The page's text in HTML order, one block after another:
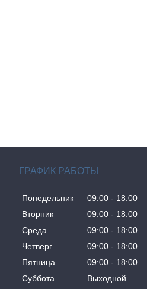
ГРАФИК РАБОТЫ
Понедельник 09:00
18:00
Вторник
09:00
18:00
Среда
09:00
18:00
Четверг
09:00
18:00
Пятница
09:00
18:00
Суббота
Выходной